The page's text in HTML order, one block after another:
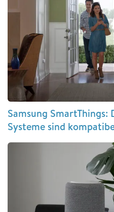
Samsung SmartThings:
Systeme sind